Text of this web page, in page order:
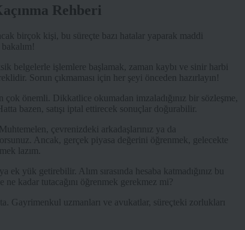
Rehberi
birçok kişi, bu süreçte bazı hatalar yaparak maddi
belgelerle işlemlere başlamak, zaman kaybı ve sinir harbi
Sorun çıkmaması için her şeyi önceden hazırlayın!
çok önemli. Dikkatlice okumadan imzaladığınız bir sözleşme,
bazen, satışı iptal ettirecek sonuçlar doğurabilir.
çevrenizdeki arkadaşlarınız ya da
Ancak, gerçek piyasa değerini öğrenmek, gelecekte
lazım.
yük getirebilir. Alım sırasında hesaba katmadığınız bu
kadar tutacağını öğrenmek gerekmez mi?
Gayrimenkul uzmanları ve avukatlar, süreçteki zorlukları